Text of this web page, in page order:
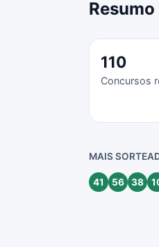
110
Concursos
MAIS
41 56 38